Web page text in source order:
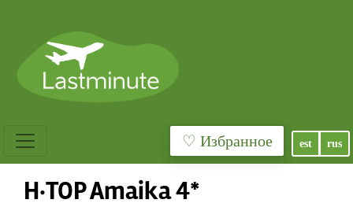
♡ Избранное est rus
H·TOP Amaika 4*